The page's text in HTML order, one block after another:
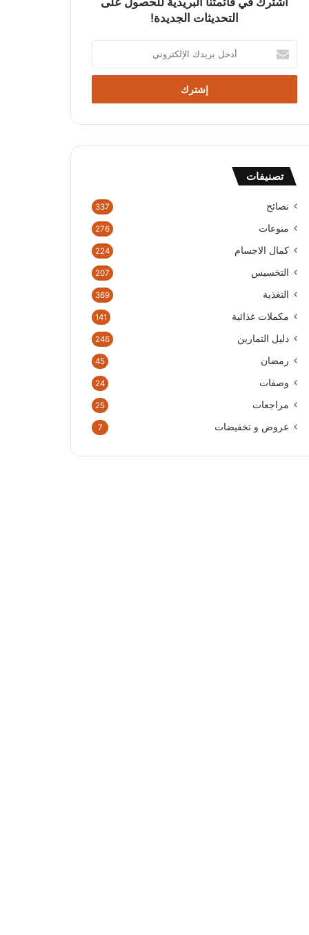
التحديثات الجديدة!
بريدك
الإلكتروني
تصنيفات
نصائح 337
منوعات 276
كمال الاجسام 224
التخسيس 207
التغذية 369
مكملات غذائية 141
دليل التمارين 246
رمضان 45
وصفات 24
مراجعات 25
عروض و تخفيضات 7